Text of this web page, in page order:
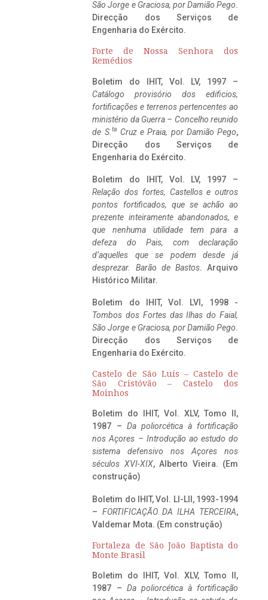
São Jorge e Graciosa, por Damião Pego.
Direcção dos Serviços de
Engenharia do Exército.
Forte de Nossa Senhora dos
Remédios
Boletim do IHIT, Vol. LV, 1997 –
Catálogo provisório dos edificios,
fortificações e terrenos pertencentes ao
ministério da Guerra – Concelho reunido
de S. ta Cruz e Praia, por Damião Pego,
Direcção dos Serviços de
Engenharia do Exército.
Boletim do IHIT, Vol. LV, 1997 –
Relação dos fortes, Castellos e outros
pontos fortificados, que se achão ao
prezente inteiramente abandonados, e
que nenhuma utilidade tem para a
defeza do Pais, com declaração
d’aquelles que se podem desde já
desprezar. Barão de Bastos. Arquivo
Histórico Militar.
Boletim do IHIT, Vol. LVI, 1998 -
Tombos dos Fortes das Ilhas do Faial,
São Jorge e Graciosa, por Damião Pego.
Direcção dos Serviços de
Engenharia do Exército.
Castelo de São Luís – Castelo de
São Cristóvão – Castelo dos
Moinhos
Boletim do IHIT, Vol. XLV, Tomo II,
1987 – Da poliorcética à fortificação
nos Açores – Introdução ao estudo do
sistema defensivo nos Açores nos
séculos XVI-XIX, Alberto Vieira. (Em
construção)
Boletim do IHIT, Vol. LI-LII, 1993-1994
– FORTIFICAÇÃO DA ILHA TERCEIRA,
Valdemar Mota. (Em construção)
Fortaleza de São João Baptista do
Monte Brasil
Boletim do IHIT, Vol. XLV, Tomo II,
1987 – Da poliorcética à fortificação